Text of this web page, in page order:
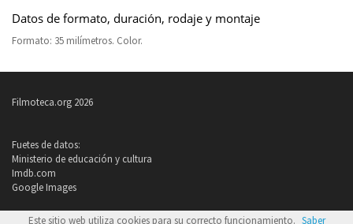
Datos de formato, duración, rodaje y montaje
Formato: 35 milímetros. Color.
Filmoteca.org 2026
Fuetes de datos:
Ministerio de educación y cultura
Imdb.com
Google Images
Política de privacidad
Este sitio web utiliza cookies para su correcto funcionamiento. Saber